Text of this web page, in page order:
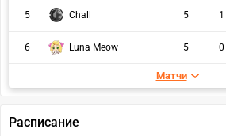
5 Chall 5 1
6 Luna Meow 5 0
Матчи
Расписание